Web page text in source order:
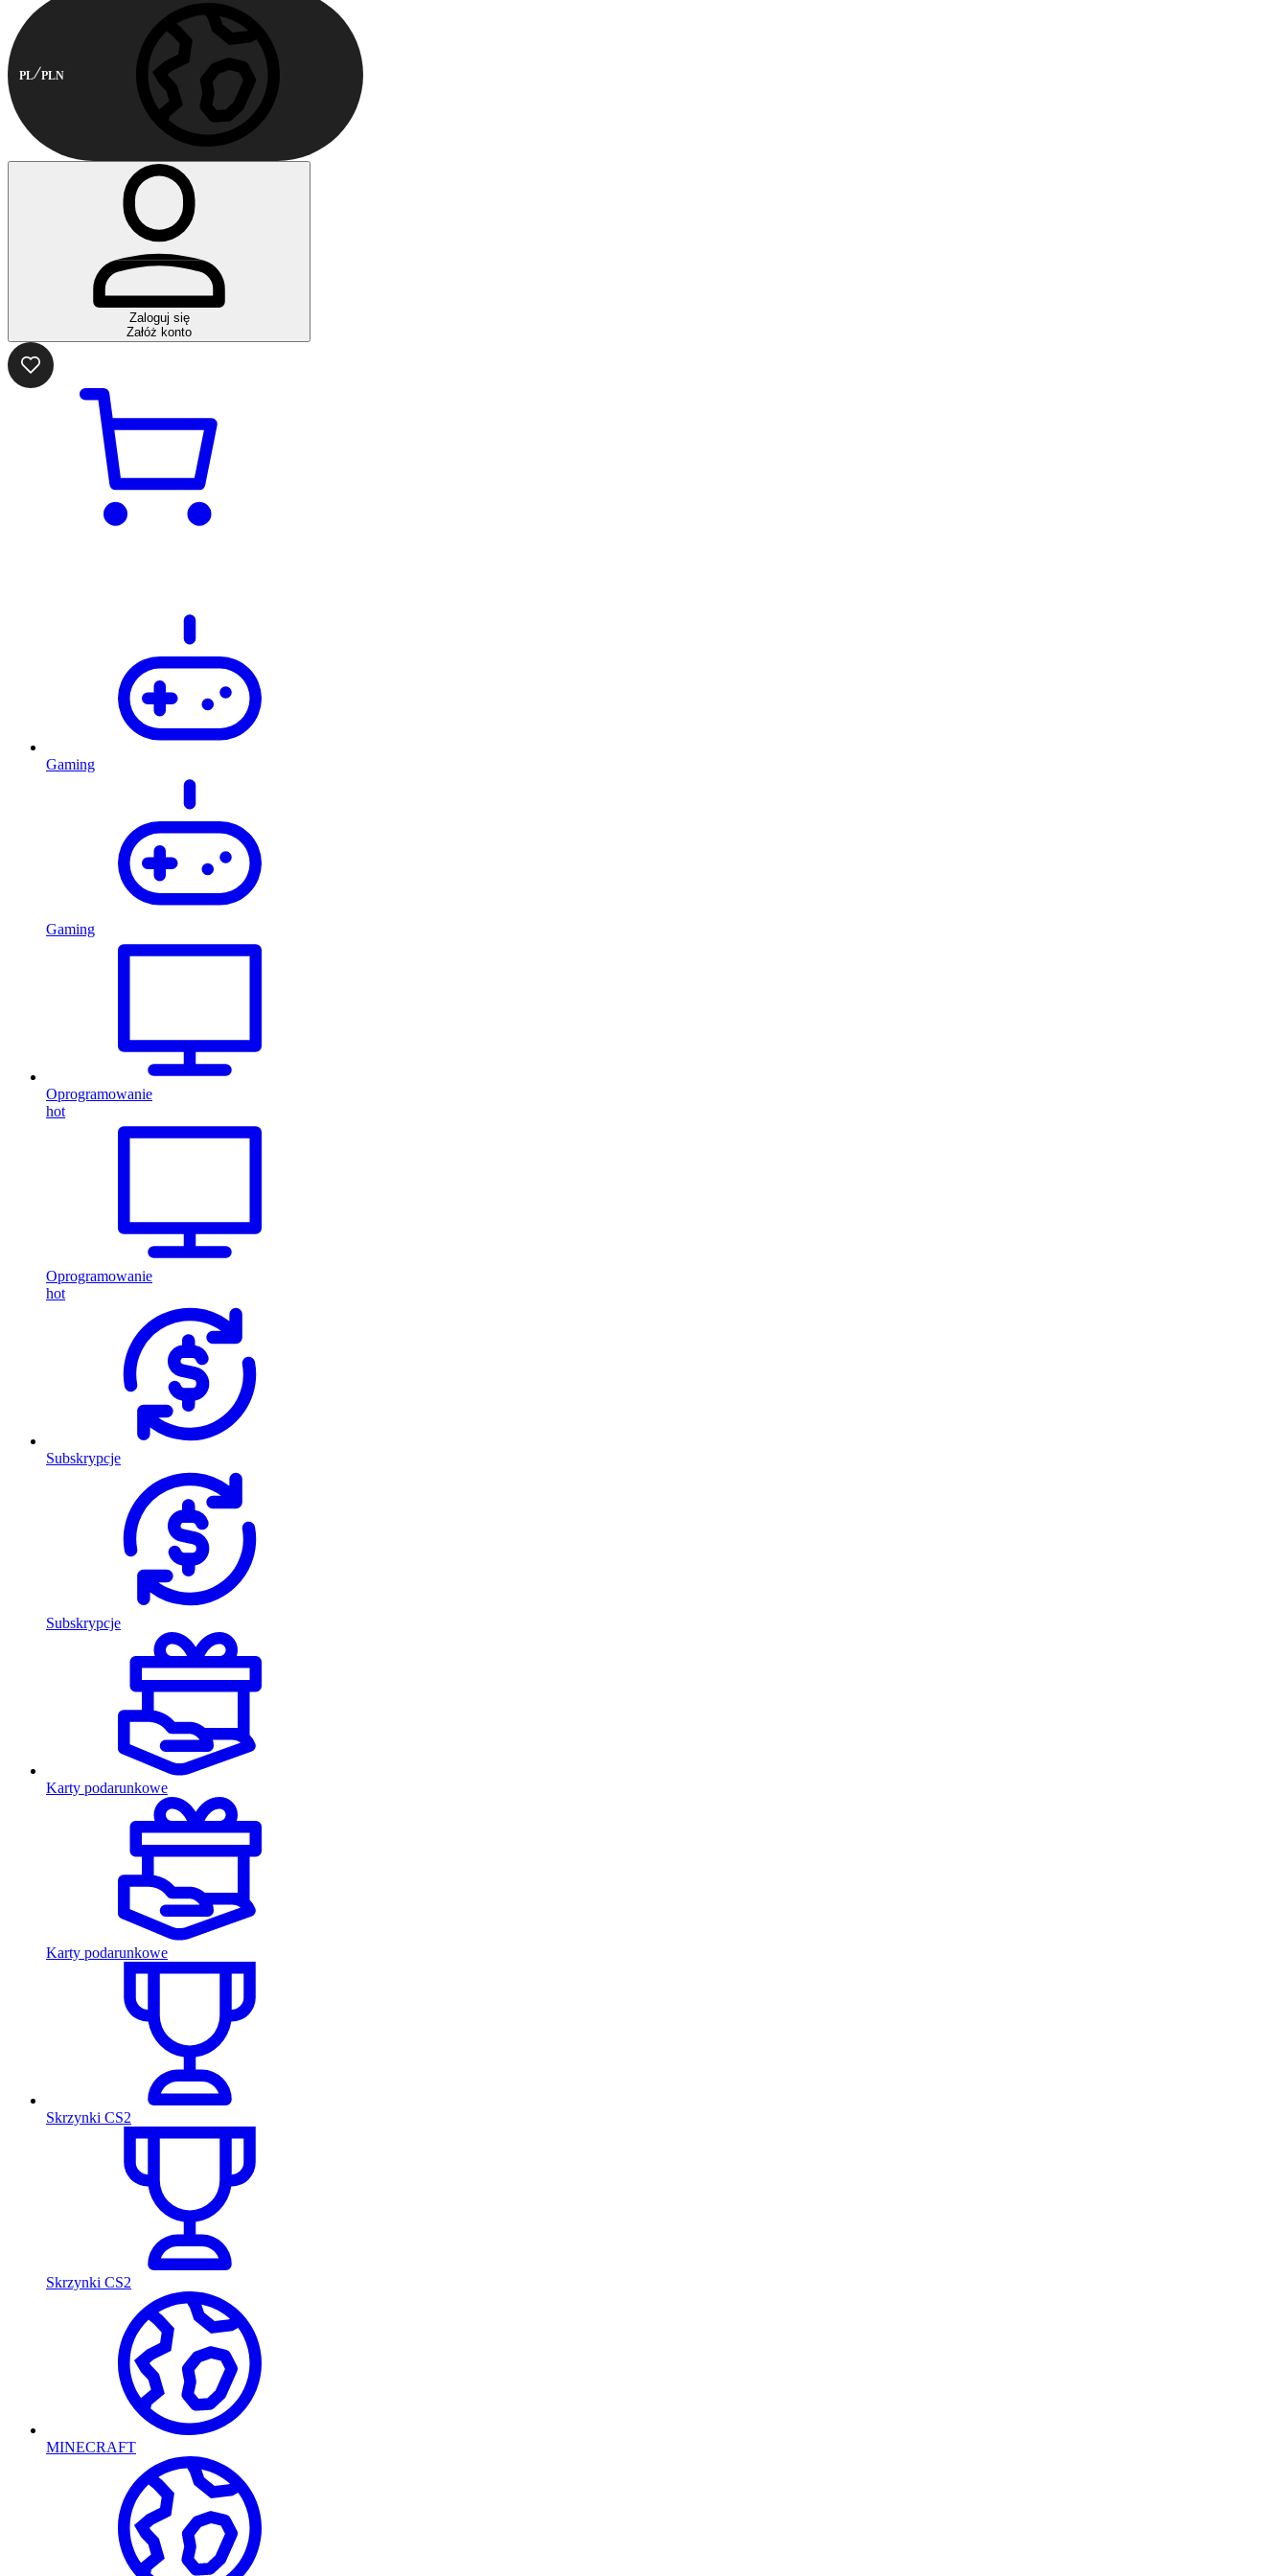
PL PLN
Zaloguj się
Załóż konto
Gaming
Gaming
Oprogramowanie
hot
Oprogramowanie
hot
Subskrypcje
Subskrypcje
Karty podarunkowe
Karty podarunkowe
Skrzynki CS2
Skrzynki CS2
MINECRAFT